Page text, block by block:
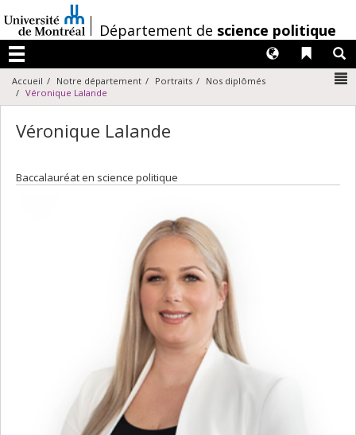
au
contenu
/Département de science politique
Menu
Liens
Langues
Accueil Notre département Portraits
Nos diplômés
Véronique Lalande
Véronique Lalande
Baccalauréat en science politique